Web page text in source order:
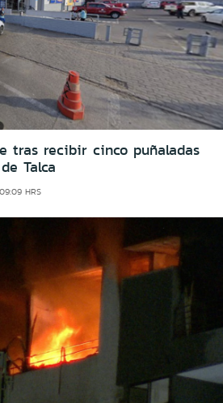
tras recibir cinco puñaladas
Talca
HRS